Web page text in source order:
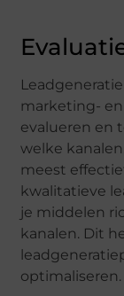
marketing-
evalueren en
welke
meest
kwalitatieve
je middelen
kanalen. Dit
optimaliseren.